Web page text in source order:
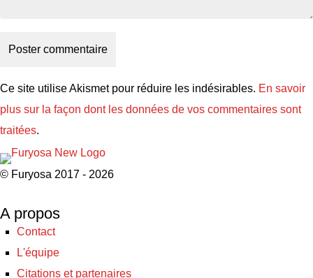
Ce site utilise Akismet pour réduire les indésirables. En savoir
plus sur la façon dont les données de vos commentaires sont
traitées.
© Furyosa 2017 - 2026
A propos
Contact
L'équipe
Citations et partenaires